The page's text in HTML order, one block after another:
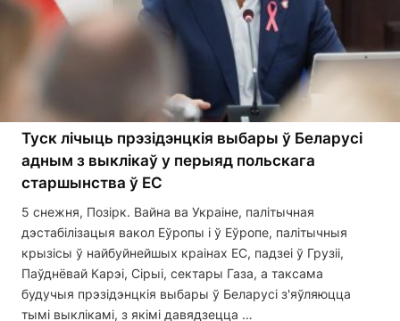
Туск лічыць прэзідэнцкія выбары ў Беларусі
адным з выклікаў у перыяд польскага
старшынства ў ЕС
5 снежня, Позірк. Вайна ва Украіне, палітычная
дэстабілізацыя вакол Еўропы і ў Еўропе, палітычныя
крызісы ў найбуйнейшых краінах ЕС, падзеі ў Грузіі,
Паўднёвай Карэі, Сірыі, сектары Газа, а таксама
будучыя прэзідэнцкія выбары ў Беларусі з'яўляюцца
тымі выклікамі, з якімі давядзецца …